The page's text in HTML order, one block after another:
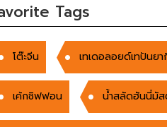
Tags
โต๊ะจีน เทเดอลอยด์เทปันยา
เค้กชิฟฟอน น้ำสลัดฮันนี่มัส